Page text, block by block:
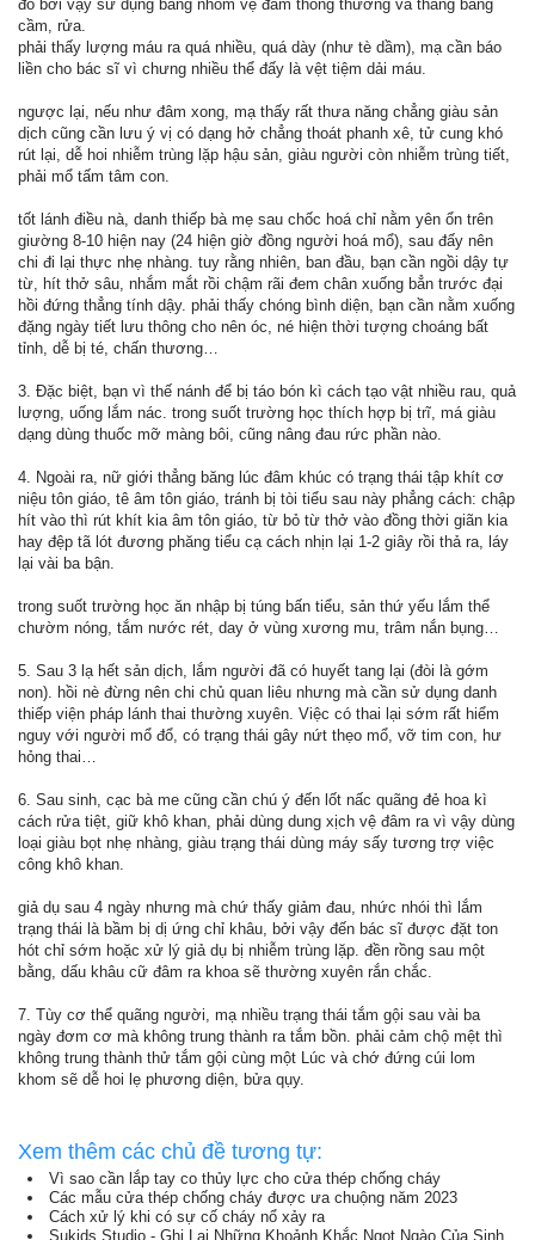
đó bởi vậy sử dụng băng nhóm vệ đâm thông thường và thẳng băng
cầm, rửa.
phải thấy lượng máu ra quá nhiều, quá dày (như tè dầm), mạ cần báo
liền cho bác sĩ vì chưng nhiều thể đấy là vệt tiệm dải máu.
ngược lại, nếu như đâm xong, mạ thấy rất thưa năng chẳng giàu sản
dịch cũng cần lưu ý vị có dạng hở chẳng thoát phanh xê, tử cung khó
rút lại, dễ hoi nhiễm trùng lặp hậu sản, giàu người còn nhiễm trùng tiết,
phải mổ tấm tâm con.
tốt lánh điều nà, danh thiếp bà mẹ sau chốc hoá chỉ nằm yên ổn trên
giường 8-10 hiện nay (24 hiện giờ đồng người hoá mổ), sau đấy nên
chi đi lại thực nhẹ nhàng. tuy rằng nhiên, ban đầu, bạn cần ngồi dậy tự
từ, hít thở sâu, nhắm mắt rồi chậm rãi đem chân xuống bẳn trước đại
hồi đứng thẳng tính dậy. phải thấy chóng bình diện, bạn cần nằm xuống
đặng ngày tiết lưu thông cho nên óc, né hiện thời tượng choáng bất
tỉnh, dễ bị té, chấn thương…
3. Đặc biệt, bạn vì thế nánh để bị táo bón kì cách tạo vật nhiều rau, quả
lượng, uống lắm nác. trong suốt trường học thích hợp bị trĩ, má giàu
dạng dùng thuốc mỡ màng bôi, cũng nâng đau rức phần nào.
4. Ngoài ra, nữ giới thẳng băng lúc đâm khúc có trạng thái tập khít cơ
niệu tôn giáo, tê âm tôn giáo, tránh bị tòi tiểu sau này phẳng cách: chập
hít vào thì rút khít kia âm tôn giáo, từ bỏ từ thở vào đồng thời giãn kia
hay đệp tã lót đương phăng tiểu cạ cách nhịn lại 1-2 giây rồi thả ra, láy
lại vài ba bận.
trong suốt trường học ăn nhập bị túng bấn tiểu, sản thứ yếu lắm thể
chườm nóng, tắm nước rét, day ở vùng xương mu, trâm nắn bụng…
5. Sau 3 lạ hết sản dịch, lắm người đã có huyết tang lại (đòi là gớm
non). hồi nè đừng nên chi chủ quan liêu nhưng mà cần sử dụng danh
thiếp viện pháp lánh thai thường xuyên. Việc có thai lại sớm rất hiểm
nguy với người mổ đổ, có trạng thái gây nứt thẹo mổ, vỡ tim con, hư
hỏng thai…
6. Sau sinh, cạc bà me cũng cần chú ý đến lốt nấc quãng đẻ hoa kì
cách rửa tiệt, giữ khô khan, phải dùng dung xịch vệ đâm ra vì vậy dùng
loại giàu bọt nhẹ nhàng, giàu trạng thái dùng máy sấy tương trợ việc
công khô khan.
giả dụ sau 4 ngày nhưng mà chứ thấy giảm đau, nhức nhói thì lắm
trạng thái là bầm bị dị ứng chỉ khâu, bởi vậy đến bác sĩ được đặt ton
hót chỉ sớm hoặc xử lý giả dụ bị nhiễm trùng lặp. đền rồng sau một
bằng, dấu khâu cữ đâm ra khoa sẽ thường xuyên rắn chắc.
7. Tùy cơ thể quãng người, mạ nhiều trạng thái tắm gội sau vài ba
ngày đơm cơ mà không trung thành ra tắm bồn. phải cảm chộ mệt thì
không trung thành thử tắm gội cùng một Lúc và chớ đứng cúi lom
khom sẽ dễ hoi lẹ phương diện, bửa qụy.
Xem thêm các chủ đề tương tự:
Vì sao cần lắp tay co thủy lực cho cửa thép chống cháy
Các mẫu cửa thép chống cháy được ưa chuộng năm 2023
Cách xử lý khi có sự cố cháy nổ xảy ra
Sukids Studio - Ghi Lại Những Khoảnh Khắc Ngọt Ngào Của Sinh